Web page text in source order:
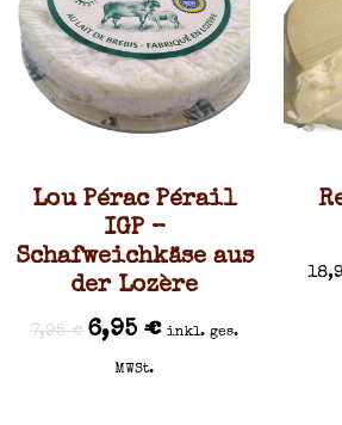
Lou Pérac Pérail
IGP –
Schafweichkäse aus
der Lozère
7,95€ 6,95 € inkl. ges.
MWSt.